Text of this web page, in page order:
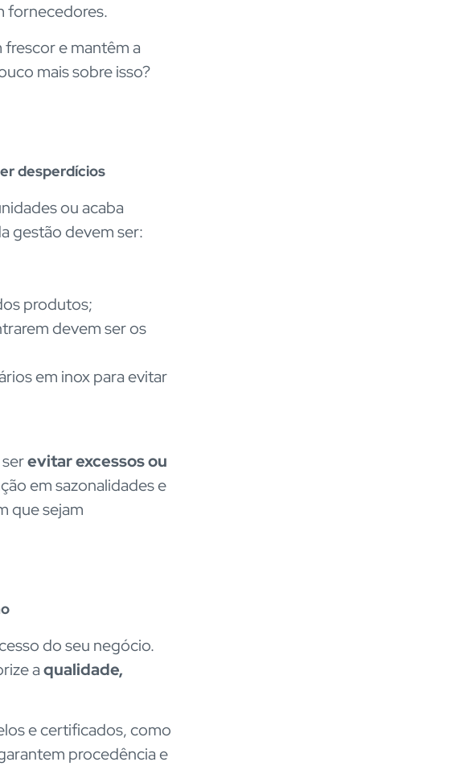
fornecedores.
e mantêm a
mais sobre isso?
desperdícios
ou acaba
gestão devem ser:
produtos;
devem ser os
em inox para evitar
evitar excessos ou
em sazonalidades e
que sejam
do seu negócio.
aqualidade,
e certificados, como
procedência e